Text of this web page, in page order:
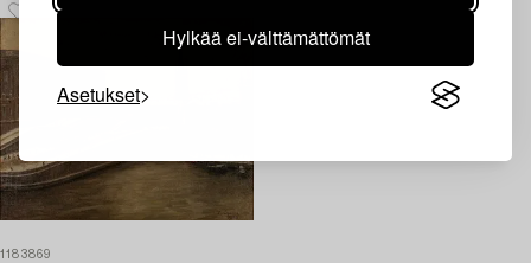
Hylkää ei-välttämättömät
Asetukset
1183869